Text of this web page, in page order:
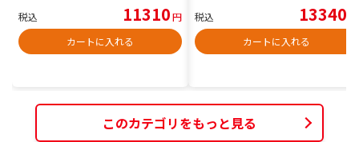
税込 11310円
カートに入れる
税込 13340
カートに入れる
このカテゴリをもっと見る